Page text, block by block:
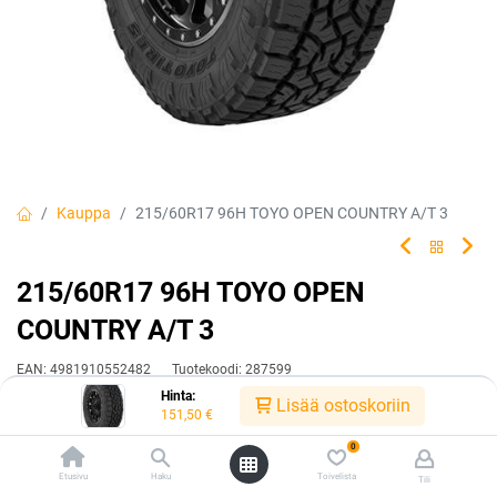
Hinta:
151,50 € Lisää ostoskoriin
Etusivu Haku
0
Toivelista Tili
Kauppa 215/60R17 96H TOYO OPEN COUNTRY A/T 3
215/60R17 96H TOYO OPEN
COUNTRY A/T 3
EAN: 4981910552482 Tuotekoodi: 287599
€ / kpl
Toimittajilla (kotimaa):
Saatavilla